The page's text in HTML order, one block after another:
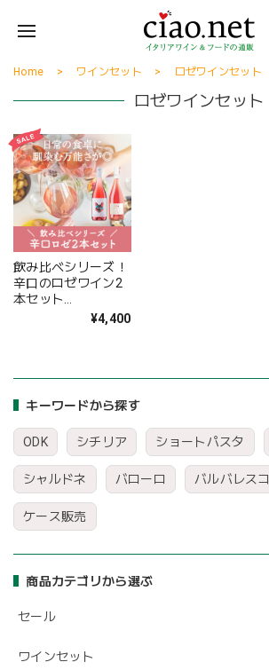
キーワードから探す
ODK シチリア ショートパスタ
シャルドネ バローロ バルバレスコ
ケース販売
商品カテゴリから選ぶ
セール
ワインセット
Home ワインセット ロゼワインセット
ロゼワインセット
飲み比べシリーズ！
辛口のロゼワイン2
本セット
〈16.7%OFF〉¥4,400